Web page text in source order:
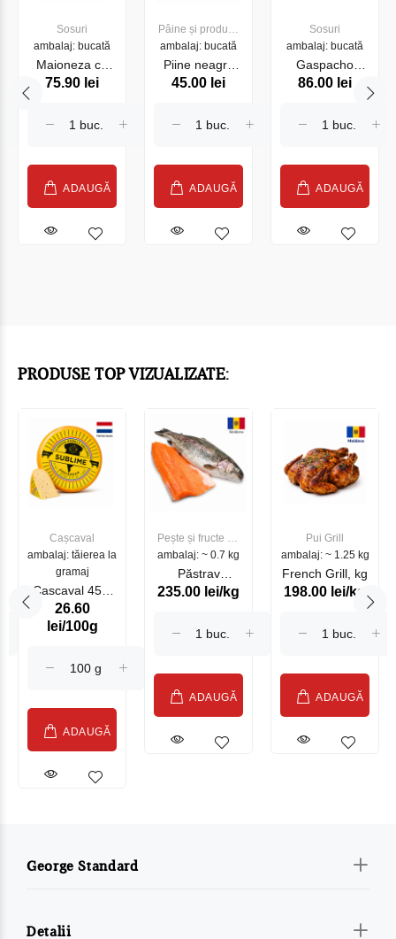
Sosuri
ambalaj: bucată
Maioneza cu
oua de
prepelita 230 gr
75.90 lei
ADAUGĂ
Pâine și produse
de panificație
ambalaj: bucată
Piine neagra
din Latvia cu
45.00 lei
ADAUGĂ
Sosuri
ambalaj: bucată
Gaspacho
Ferrer original
86.00 lei
ADAUGĂ
PRODUSE TOP VIZUALIZATE:
Cașcaval
ambalaj: tăierea la
gramaj
Cascaval 45%
Maasdam
Sublime Cow
26.60
lei/100g
ADAUGĂ
Pește și fructe de
mare
ambalaj: ~ 0.7 kg
Păstrav
Somonat
235.00 lei/kg
ADAUGĂ
Pui Grill
ambalaj: ~ 1.25 kg
French Grill, kg
198.00 lei/kg
ADAUGĂ
George Standard
Detalii